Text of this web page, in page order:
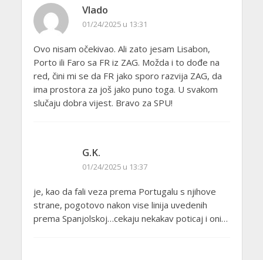
Vlado
01/24/2025 u 13:31
Ovo nisam očekivao. Ali zato jesam Lisabon,
Porto ili Faro sa FR iz ZAG. Možda i to dođe na
red, čini mi se da FR jako sporo razvija ZAG, da
ima prostora za još jako puno toga. U svakom
slučaju dobra vijest. Bravo za SPU!
G.K.
01/24/2025 u 13:37
je, kao da fali veza prema Portugalu s njihove
strane, pogotovo nakon vise linija uvedenih
prema Spanjolskoj…cekaju nekakav poticaj i oni…